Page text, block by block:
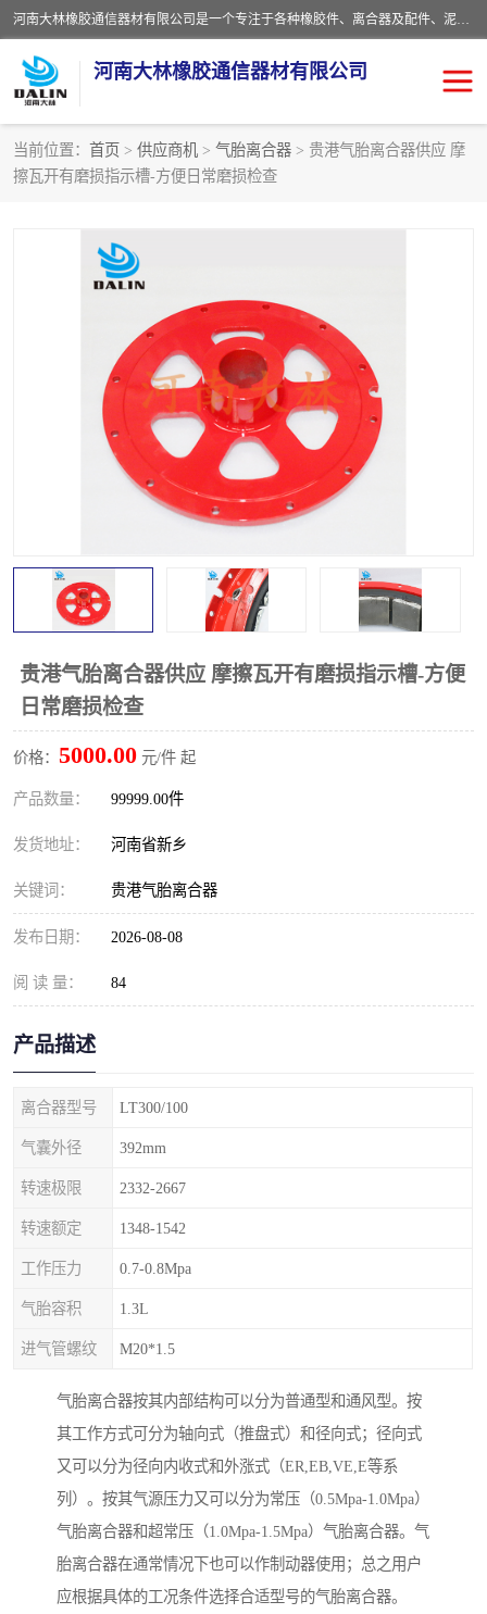
河南大林橡胶通信器材有限公司是一个专注于各种橡胶件、离合器及配件、泥浆泵及配件等产品设计制造和加工的企业。产品应用于矿山、冶金、石油、钢铁、化工、水泥、船舶、造纸、通用机械等各种大功率机械传动或制动装置。
河南大林橡胶通信器材有限公司
当前位置： 首页 > 供应商机 > 气胎离合器 > 贵港气胎离合器供应 摩
擦瓦开有磨损指示槽-方便日常磨损检查
贵港气胎离合器供应 摩擦瓦开有磨损指示槽-方便
日常磨损检查
价格： 5000.00 元/件 起
产品数量： 99999.00件
发货地址： 河南省新乡
关键词： 贵港气胎离合器
发布日期： 2026-08-08
阅 读 量： 84
产品描述
离合器型号 LT300/100
气囊外径 392mm
转速极限 2332-2667
转速额定 1348-1542
工作压力 0.7-0.8Mpa
气胎容积 1.3L
进气管螺纹 M20*1.5
气胎离合器按其内部结构可以分为普通型和通风型。按
其工作方式可分为轴向式（推盘式）和径向式；径向式
又可以分为径向内收式和外涨式（ER,EB,VE,E等系
列）。按其气源压力又可以分为常压（0.5Mpa-1.0Mpa）
气胎离合器和超常压（1.0Mpa-1.5Mpa）气胎离合器。气
胎离合器在通常情况下也可以作制动器使用；总之用户
应根据具体的工况条件选择合适型号的气胎离合器。
推盘离合器 通风离合器
VC离合器
PO隔膜离合器
泥浆泵空气包胶囊 气动元件
DY隔膜式离合器 CB离合器
实芯轮胎
联轴器